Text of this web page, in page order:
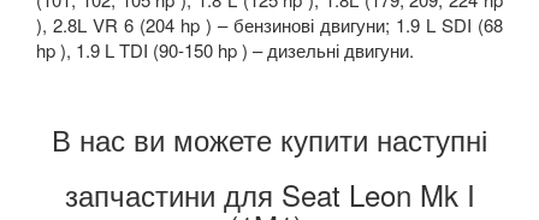
), 2.8L VR 6 (204 hp ) – бензинові двигуни; 1.9 L SDI (68
hp ), 1.9 L TDI (90-150 hp ) – дизельні двигуни.
В нас ви можете купити наступні
запчастини для Seat Leon Mk I